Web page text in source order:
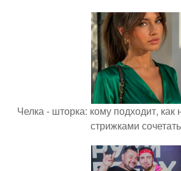
Челка - шторка: кому подходит, как
стрижками